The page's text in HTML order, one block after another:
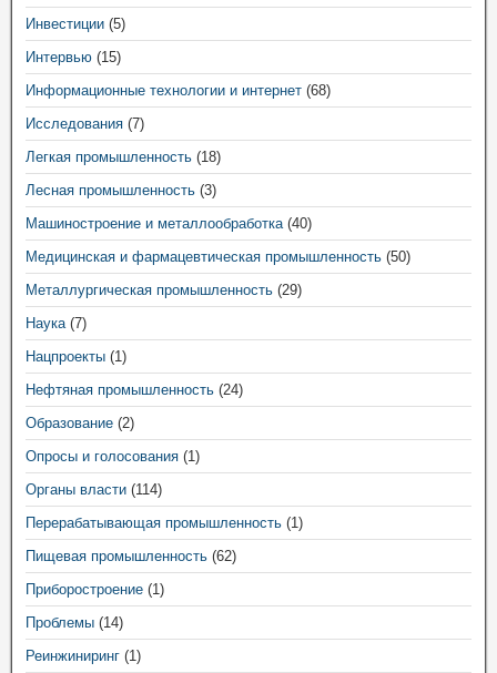
Инвестиции (5)
Интервью (15)
Информационные технологии и интернет (68)
Исследования (7)
Легкая промышленность (18)
Лесная промышленность (3)
Машиностроение и металлообработка(40)
Медицинская и фармацевтическая промышленность (50)
Металлургическая промышленность (29)
Наука(7)
Нацпроекты (1)
Нефтяная промышленность (24)
Образование (2)
Опросы и голосования (1)
Органы власти (114)
Перерабатывающая промышленность (1)
Пищевая промышленность (62)
Приборостроение (1)
Проблемы (14)
Реинжиниринг (1)